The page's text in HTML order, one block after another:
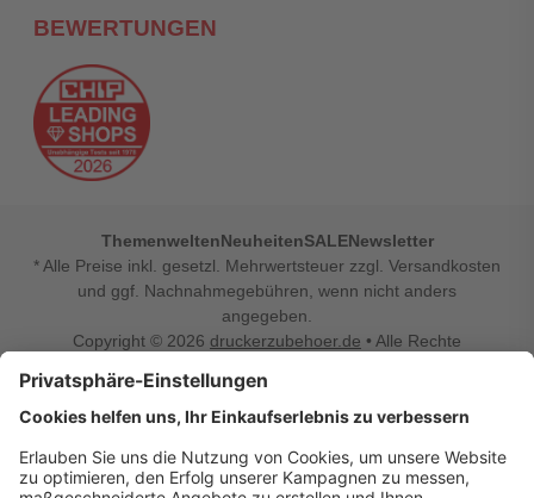
BEWERTUNGEN
ThemenweltenNeuheitenSALENewsletter
* Alle Preise inkl. gesetzl. Mehrwertsteuer zzgl. Versandkosten
und ggf. Nachnahmegebühren, wenn nicht anders
angegeben.
Copyright © 2026 druckerzubehoer.de • Alle Rechte
Vertrag widerrufen
Druckerzubehoer.de – preiswerte Qualität für Ihr Office
Sie sind auf der Suche nach dem passenden Druckerzubehör
oder Zubehör für das Büro, den Computer oder Ihr